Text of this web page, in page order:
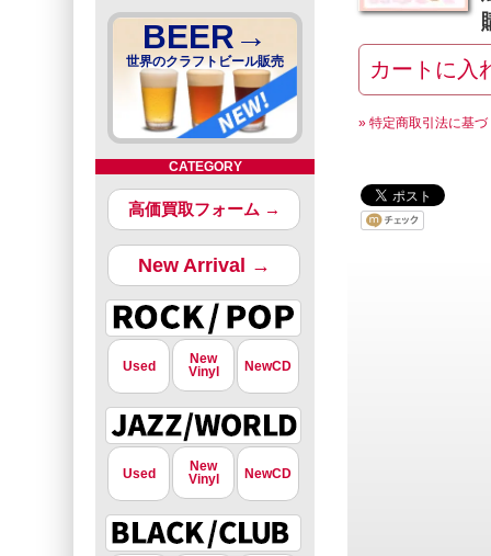
BEER→
世界のクラフトビール販売
CATEGORY
高価買取フォーム →
New Arrival →
Used
New
Vinyl
NewCD
Used
New
Vinyl
NewCD
» 特定商取引法に基